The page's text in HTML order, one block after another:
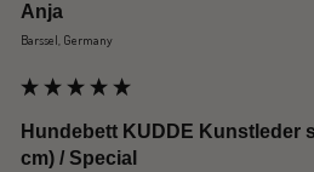
Anja
Barssel, Germany
Hundebett KUDDE Kunstleder
cm) / Special